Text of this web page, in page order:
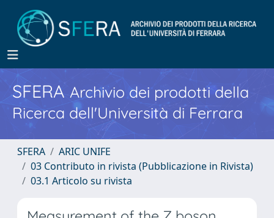
SFERA Archivio dei prodotti della
Ricerca dell'Università di Ferrara
SFERA
ARIC UNIFE
03 Contributo in rivista (Pubblicazione in Rivista)
03.1 Articolo su rivista